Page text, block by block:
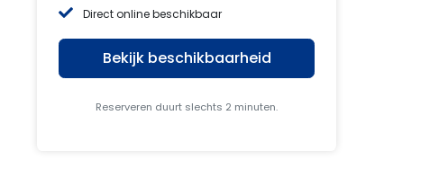
Direct online beschikbaar
Bekijk beschikbaarheid
Reserveren duurt slechts 2 minuten.